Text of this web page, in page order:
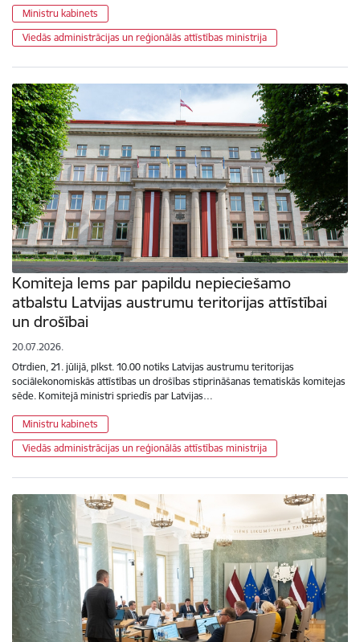
Ministru kabinets
Viedās administrācijas un reģionālās attīstības ministrija
Komiteja lems par papildu nepieciešamo
atbalstu Latvijas austrumu teritorijas attīstībai
un drošībai
20.07.2026.
Otrdien, 21. jūlijā, plkst. 10.00 notiks Latvijas austrumu teritorijas
sociālekonomiskās attīstības un drošības stiprināšanas tematiskās komitejas
sēde. Komitejā ministri spriedīs par Latvijas…
Ministru kabinets
Viedās administrācijas un reģionālās attīstības ministrija